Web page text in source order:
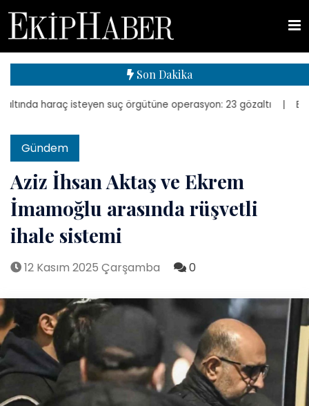
Son Dakika
haraç isteyen suç örgütüne operasyon: 23 gözaltı | Bakan
Gündem
Aziz İhsan Aktaş ve Ekrem
İmamoğlu arasında rüşvetli
ihale sistemi
12 Kasım 2025 Çarşamba 0